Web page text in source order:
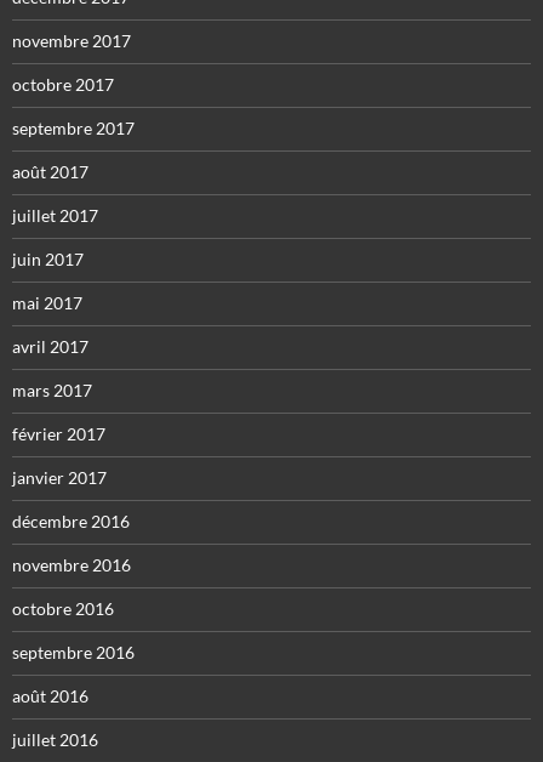
novembre 2017
octobre 2017
septembre 2017
août 2017
juillet 2017
juin 2017
mai 2017
avril 2017
mars 2017
février 2017
janvier 2017
décembre 2016
novembre 2016
octobre 2016
septembre 2016
août 2016
juillet 2016